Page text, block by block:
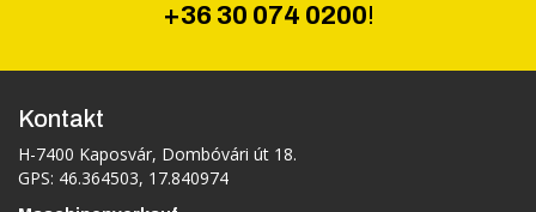
+36 30 074 0200!
Kontakt
H-7400 Kaposvár, Dombóvári út 18.
GPS: 46.364503, 17.840974